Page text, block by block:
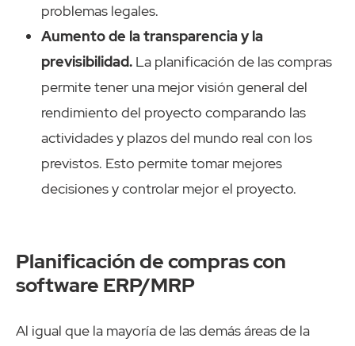
problemas legales.
Aumento de la transparencia y la
previsibilidad. La planificación de las compras
permite tener una mejor visión general del
rendimiento del proyecto comparando las
actividades y plazos del mundo real con los
previstos. Esto permite tomar mejores
decisiones y controlar mejor el proyecto.
Planificación de compras con
software ERP/MRP
Al igual que la mayoría de las demás áreas de la